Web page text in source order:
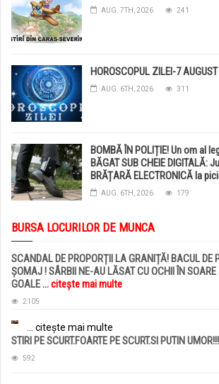
AUG. 7TH, 2026 241
HOROSCOPUL ZILEI-7 AUGUST
AUG. 6TH, 2026 311
BOMBĂ ÎN POLIȚIE! Un om al
BĂGAT SUB CHEIE DIGITALĂ:
BRĂȚARĂ ELECTRONICĂ la
AUG. 6TH, 2026 179
BURSA LOCURILOR DE MUNCA
SCANDAL DE PROPORȚII LA GRANIȚĂ! BACUL DE
ȘOMAJ ! SÂRBII NE-AU LĂSAT CU OCHII ÎN
GOALE... citește mai multe
2105
... citește mai multe
STIRI PE SCURT.FOARTE PE SCURT.SI PUTIN UMOR!!!
592